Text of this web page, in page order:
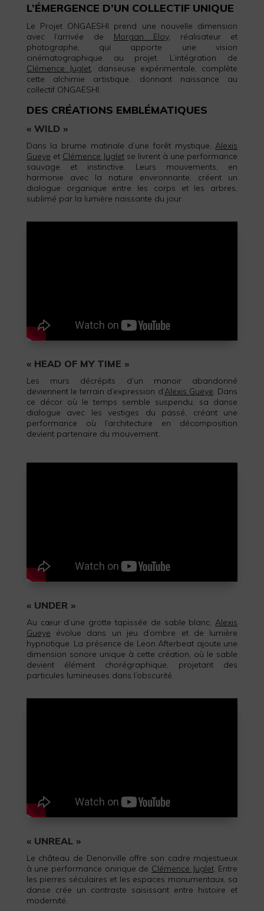
L’ÉMERGENCE D’UN COLLECTIF UNIQUE
Le Projet ONGAESHI prend une nouvelle dimension
avec l’arrivée de Morgan Eloy, réalisateur et
photographe, qui apporte une vision
cinématographique au projet. L’intégration de
Clémence Juglet , danseuse expérimentale, complète
cette alchimie artistique, donnant naissance au
collectif ONGAESHI.
DES CRÉATIONS EMBLÉMATIQUES
« WILD »
Dans la brume matinale d’une forêt mystique, Alexis
Gueye et Clémence Jugletse livrent à une performance
sauvage et instinctive. Leurs mouvements, en
harmonie avec la nature environnante, créent un
dialogue organique entre les corps et les arbres,
sublimé par la lumière naissante du jour.
« HEAD OF MY TIME »
Les murs décrépits d’un manoir abandonné
deviennent le terrain d’expression d’Alexis Gueye. Dans
ce décor où le temps semble suspendu, sa danse
dialogue avec les vestiges du passé, créant une
performance où l’architecture en décomposition
devient partenaire du mouvement.
« UNDER »
Au cœur d’une grotte tapissée de sable blanc,Alexis
Gueye évolue dans un jeu d’ombre et de lumière
hypnotique. La présence de Leon Afterbeat ajoute une
dimension sonore unique à cette création, où le sable
devient élément chorégraphique, projetant des
particules lumineuses dans l’obscurité.
« UNREAL »
Le château de Denonville offre son cadre majestueux
à une performance onirique de Clémence Juglet. Entre
les pierres séculaires et les espaces monumentaux, sa
danse crée un contraste saisissant entre histoire et
modernité.